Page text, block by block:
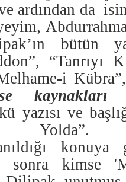
ardından da
bütün
“Tanrıyı
i
yazısı ve
sonra kimse